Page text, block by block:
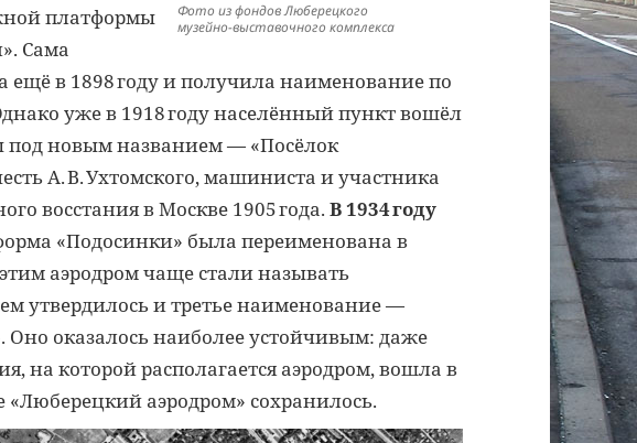
Фото из фондов Люберецкого
музейно-выставочного комплекса
платформы
Сама
ещё в 1898 году и получила наименование по
уже в 1918 году населённый пункт вошёл
под новым названием — «Посёлок
А. В. Ухтомского, машиниста и участника
восстания в Москве 1905 года.В 1934 году
«Подосинки» была переименована в
аэродром чаще стали называть
утвердилось и третье наименование —
Оно оказалось наиболее устойчивым: даже
на которой располагается аэродром, вошла в
«Люберецкий аэродром» сохранилось.